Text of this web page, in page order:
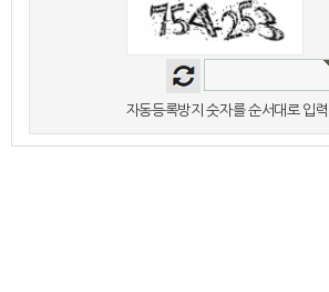
자동등록방지 숫자를 순서대로 입